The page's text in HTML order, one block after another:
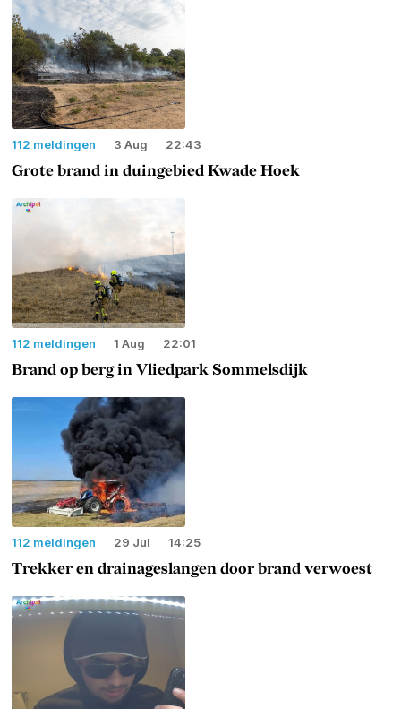
112 meldingen 3 Aug 22:43
Grote brand in duingebied Kwade Hoek
112 meldingen 1 Aug 22:01
Brand op berg in Vliedpark Sommelsdijk
112 meldingen 29 Jul 14:25
Trekker en drainageslangen door brand verwoest